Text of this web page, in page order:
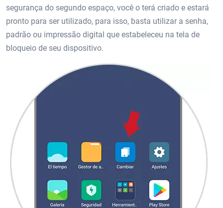
segurança do segundo espaço, você o terá criado e estará
pronto para ser utilizado, para isso, basta utilizar a senha,
padrão ou impressão digital que estabeleceu na tela de
bloqueio de seu dispositivo.